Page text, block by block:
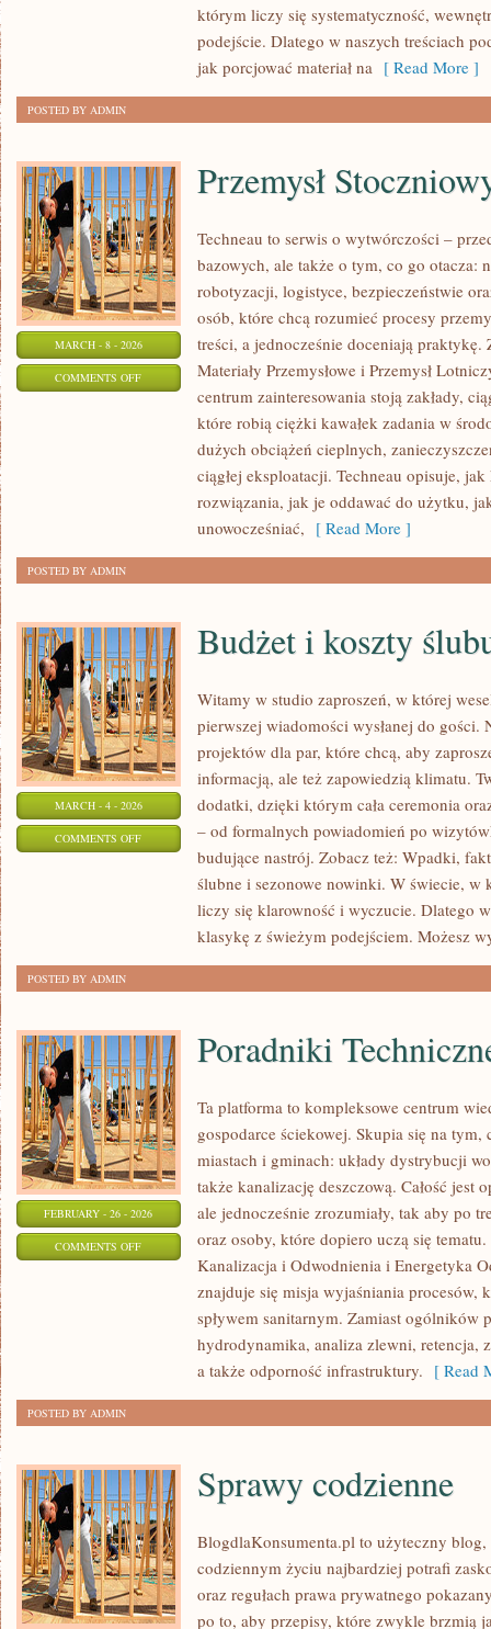
którym liczy się systematyczność,
podejście. Dlatego w naszych treściach
jak porcjować materiał na [ Read More ]
POSTED BY ADMIN
MARCH - 8 - 2026
COMMENTS OFFON
PRZEMYSŁ
STOCZNIOWY
Przemysł
Techneau to serwis o wytwórczości –
bazowych, ale także o tym, co go otacza:
robotyzacji, logistyce, bezpieczeństwie
osób, które chcą rozumieć procesy
treści, a jednocześnie doceniają praktykę.
Materiały Przemysłowe i Przemysł
centrum zainteresowania stoją zakłady,
które robią ciężki kawałek zadania w
dużych obciążeń cieplnych,
ciągłej eksploatacji. Techneau opisuje,
rozwiązania, jak je oddawać do użytku,
unowocześniać, [ Read More ]
POSTED BY ADMIN
MARCH - 4 - 2026
COMMENTS OFFON
Budżet i koszty
Witamy w studio zaproszeń, w której
pierwszej wiadomości wysłanej do gości.
projektów dla par, które chcą, aby
informacją, ale też zapowiedzią klimatu.
dodatki, dzięki którym cała ceremonia
– od formalnych powiadomień po
budujące nastrój. Zobacz też: Wpadki,
ślubne i sezonowe nowinki. W świecie, w
liczy się klarowność i wyczucie. Dlatego
klasykę z świeżym podejściem. Możesz
POSTED BY ADMIN
FEBRUARY - 26 - 2026
COMMENTS OFFON
PORADNIKI
TECHNICZNE
Poradniki
Ta platforma to kompleksowe centrum
gospodarce ściekowej. Skupia się na
miastach i gminach: układy dystrybucji
także kanalizację deszczową. Całość jest
ale jednocześnie zrozumiały, tak aby po
oraz osoby, które dopiero uczą się
Kanalizacja i Odwodnienia i Energetyka
znajduje się misja wyjaśniania procesów,
spływem sanitarnym. Zamiast ogólników
hydrodynamika, analiza zlewni, retencja,
a także odporność infrastruktury. [ Read
POSTED BY ADMIN
Sprawy codzienne
BlogdlaKonsumenta.pl to użyteczny
codziennym życiu najbardziej potrafi
oraz regułach prawa prywatnego
po to, aby przepisy, które zwykle brzmią